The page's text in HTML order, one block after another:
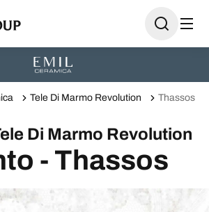
Tele Di Marmo Revolution Thassos
Di Marmo Revolution
- Thassos